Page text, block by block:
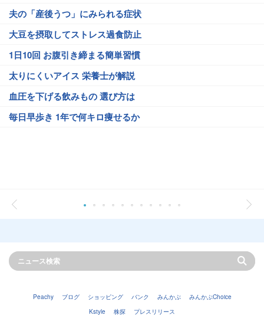
夫の「産後うつ」にみられる症状
大豆を摂取してストレス過食防止
1日10回 お腹引き締まる簡単習慣
太りにくいアイス 栄養士が解説
血圧を下げる飲みもの 選び方は
毎日早歩き 1年で何キロ痩せるか
Peachy ブログ ショッピング バンク みんかぶ
みんかぶChoice
Kstyle
株探 プレスリリース